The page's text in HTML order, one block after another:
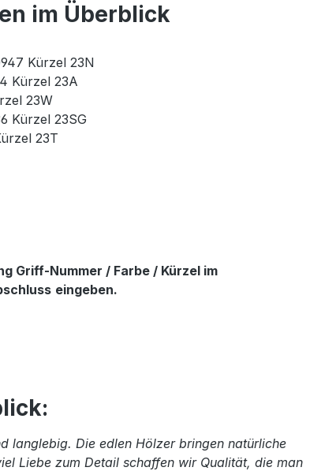
im Überblick
Kürzel 23N
Kürzel 23A
23W
Kürzel 23SG
23T
Griff-Nummer / Farbe / Kürzel im
eingeben.
langlebig. Die edlen Hölzer bringen natürliche
Liebe zum Detail schaffen wir Qualität, die man